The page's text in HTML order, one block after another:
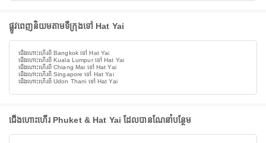
ផ្លូវពេញនិយមតាមទីក្រុងទៅ Hat Yai
ជើងហោះហើរពី Bangkok ទៅ Hat Yai
ជើងហោះហើរពី Kuala Lumpur ទៅ Hat Yai
ជើងហោះហើរពី Chiang Mai ទៅ Hat Yai
ជើងហោះហើរពី Singapore ទៅ Hat Yai
ជើងហោះហើរពី Udon Thani ទៅ Hat Yai
ជើងហោះហើរ Phuket & Hat Yai ដែលបានណែនាំបន្ថែម